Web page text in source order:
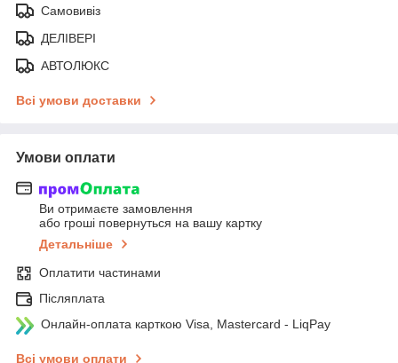
Самовивіз
ДЕЛІВЕРІ
АВТОЛЮКС
Всі умови доставки
Умови оплати
Ви отримаєте замовлення
або гроші повернуться на вашу картку
Детальніше
Оплатити частинами
Післяплата
Онлайн-оплата карткою Visa, Mastercard - LiqPay
Всі умови оплати